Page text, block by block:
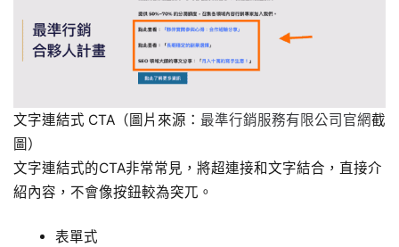
文字連結式 CTA（圖片來源： 最準行銷服務有限公司官網截
圖）
文字連結式的CTA非常常見，將超連接和文字結合，直接介
紹內容，不會像按鈕較為突兀。
表單式